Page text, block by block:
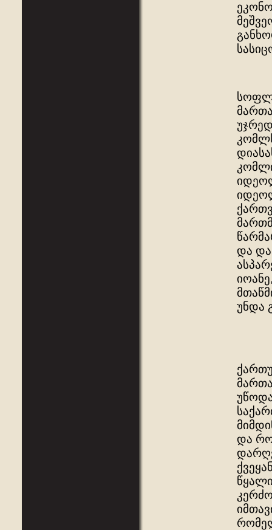
და
უნდა
და